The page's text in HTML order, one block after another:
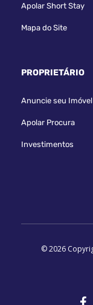
Apolar Short Stay
Mapa do Site
PROPRIETÁRIO
Anuncie seu Imóvel
Apolar Procura
Investimentos
© 2026